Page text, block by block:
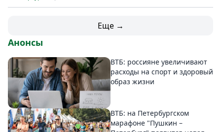
Еще →
Анонсы
ВТБ: россияне увеличивают
расходы на спорт и здоровый
образ жизни
ВТБ: на Петербургском
марафоне "Пушкин –